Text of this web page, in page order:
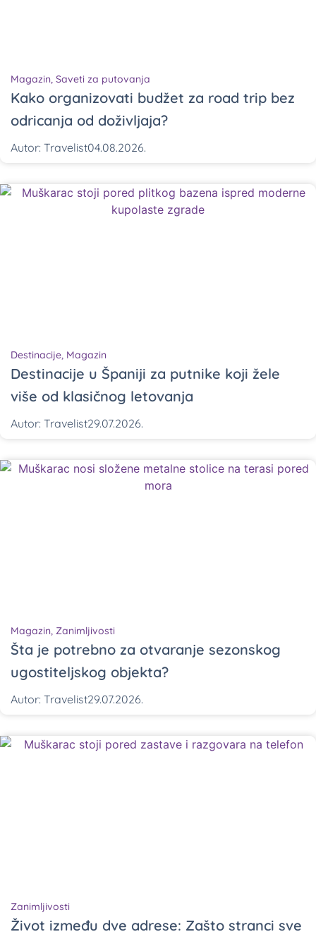
Magazin, Saveti za putovanja
Kako organizovati budžet za road trip bez
odricanja od doživljaja?
Autor: Travelist04.08.2026.
Destinacije, Magazin
Destinacije u Španiji za putnike koji žele
više od klasičnog letovanja
Autor: Travelist29.07.2026.
Magazin, Zanimljivosti
Šta je potrebno za otvaranje sezonskog
ugostiteljskog objekta?
Autor: Travelist29.07.2026.
Zanimljivosti
Život između dve adrese: Zašto stranci sve